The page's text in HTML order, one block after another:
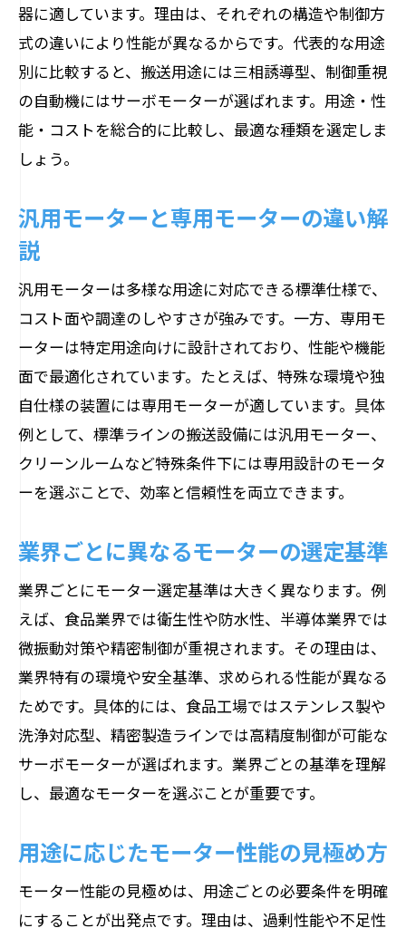
器に適しています。理由は、それぞれの構造や制御方
式の違いにより性能が異なるからです。代表的な用途
別に比較すると、搬送用途には三相誘導型、制御重視
の自動機にはサーボモーターが選ばれます。用途・性
能・コストを総合的に比較し、最適な種類を選定しま
しょう。
汎用モーターと専用モーターの違い解
説
汎用モーターは多様な用途に対応できる標準仕様で、
コスト面や調達のしやすさが強みです。一方、専用モ
ーターは特定用途向けに設計されており、性能や機能
面で最適化されています。たとえば、特殊な環境や独
自仕様の装置には専用モーターが適しています。具体
例として、標準ラインの搬送設備には汎用モーター、
クリーンルームなど特殊条件下には専用設計のモータ
ーを選ぶことで、効率と信頼性を両立できます。
業界ごとに異なるモーターの選定基準
業界ごとにモーター選定基準は大きく異なります。例
えば、食品業界では衛生性や防水性、半導体業界では
微振動対策や精密制御が重視されます。その理由は、
業界特有の環境や安全基準、求められる性能が異なる
ためです。具体的には、食品工場ではステンレス製や
洗浄対応型、精密製造ラインでは高精度制御が可能な
サーボモーターが選ばれます。業界ごとの基準を理解
し、最適なモーターを選ぶことが重要です。
用途に応じたモーター性能の見極め方
モーター性能の見極めは、用途ごとの必要条件を明確
にすることが出発点です。理由は、過剰性能や不足性